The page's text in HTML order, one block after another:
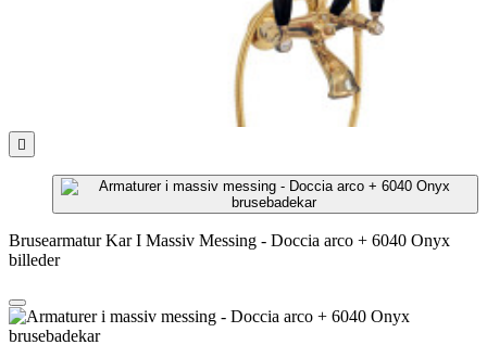

Brusearmatur Kar I Massiv Messing - Doccia arco + 6040 Onyx
billeder